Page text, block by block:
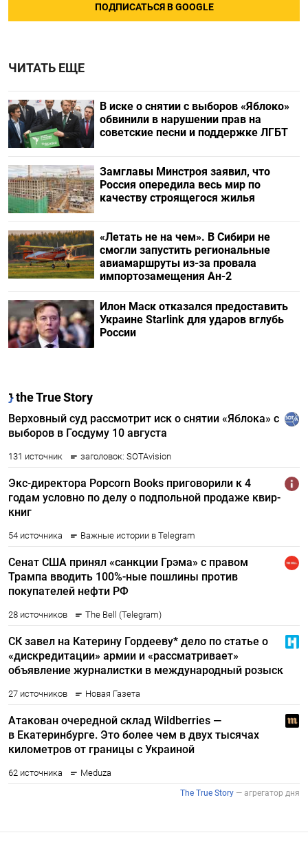
ПОДПИСАТЬСЯ В GOOGLE
ЧИТАТЬ ЕЩЕ
В иске о снятии с выборов «Яблоко»
обвинили в нарушении прав на
советские песни и поддержке ЛГБТ
Замглавы Минстроя заявил, что
Россия опередила весь мир по
качеству строящегося жилья
«Летать не на чем». В Сибири не
смогли запустить региональные
авиамаршруты из-за провала
импортозамещения Ан-2
Илон Маск отказался предоставить
Украине Starlink для ударов вглубь
России